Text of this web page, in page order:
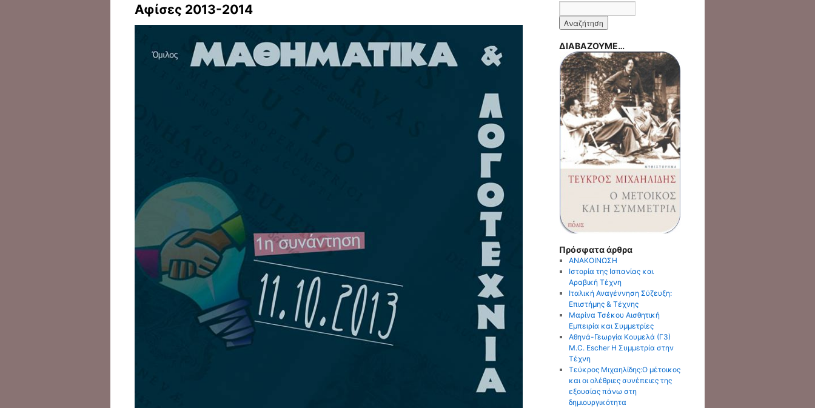
Αφίσες 2013-2014
ΔΙΑΒΑΖΟΥΜΕ…
Πρόσφατα άρθρα
ΑΝΑΚΟΙΝΩΣΗ
Ιστορία της Ισπανίας και
Αραβική Τέχνη
Ιταλική Αναγέννηση Σύζευξη:
Επιστήμης & Τέχνης
Μαρίνα Τσέκου Αισθητική
Εμπειρία και Συμμετρίες
Αθηνά-Γεωργία Κουμελά (Γ3)
M.C. Escher Η Συμμετρία στην
Τέχνη
Τεύκρος Μιχαηλίδης:O μέτοικος
και οι ολέθριες συνέπειες της
εξουσίας πάνω στη
δημιουργικότητα